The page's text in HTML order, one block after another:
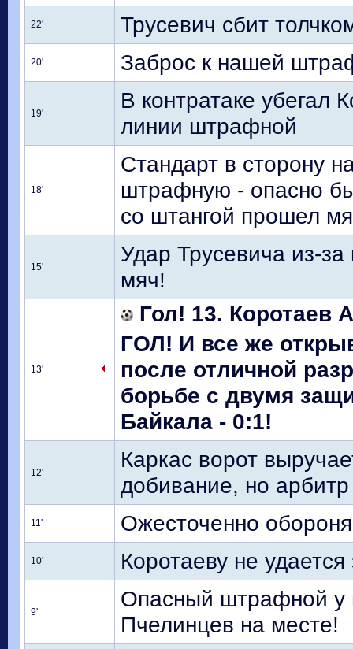
22' Трусевич сбит
20' Заброс к нашей
19'
В контратаке убегал
линии штрафной
18'
Стандарт в сторону
штрафную - опасно
со штангой прошел
15'
Удар Трусевича из-
мяч!
13'
Гол! 13. Коротаев
ГОЛ! И все же
после отличной
борьбе с двумя
Байкала - 0:1!
12'
Каркас ворот
добивание, но
11' Ожесточенно
10' Коротаеву не
9'
Опасный штрафной у
Пчелинцев на месте!